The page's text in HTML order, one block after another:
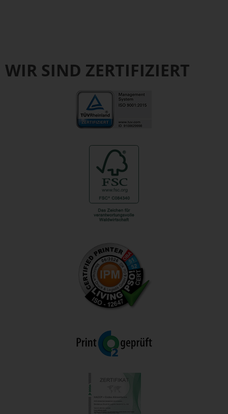
WIR SIND ZERTIFIZIERT